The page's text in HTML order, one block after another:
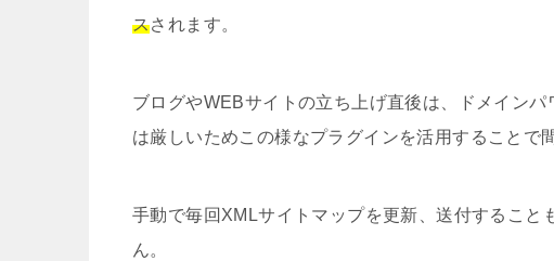
スされます。
ブログやWEBサイトの立ち上げ直後は、ドメイン
は厳しいためこの様なプラグインを活用することで
手動で毎回XMLサイトマップを更新、送付するこ
ん。